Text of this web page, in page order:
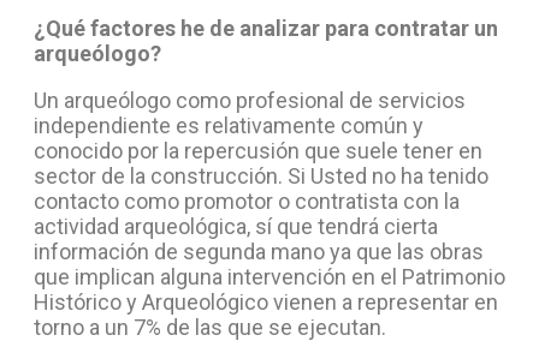
¿Qué factores he de analizar para contratar un
arqueólogo?
Un arqueólogo como profesional de servicios
independiente es relativamente común y
conocido por la repercusión que suele tener en
sector de la construcción. Si Usted no ha tenido
contacto como promotor o contratista con la
actividad arqueológica, sí que tendrá cierta
información de segunda mano ya que las obras
que implican alguna intervención en el Patrimonio
Histórico y Arqueológico vienen a representar en
torno a un 7% de las que se ejecutan.